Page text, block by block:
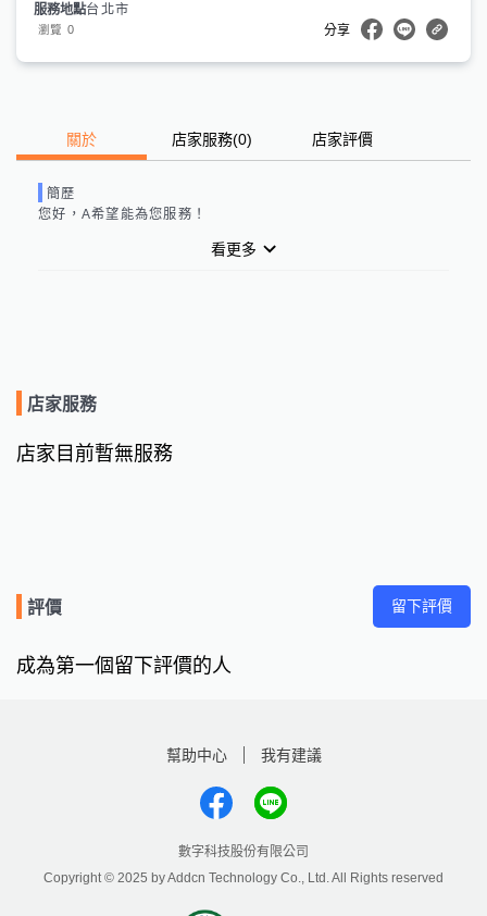
服務地點台北市
瀏覽 0 分享
關於 店家服務(0) 店家評價
簡歷
您好， A希望能為您服務！
看更多
店家服務
店家目前暫無服務
評價 留下評價
成為第一個留下評價的人
幫助中心 我有建議
數字科技股份有限公司
Copyright © 2025 by Addcn Technology Co., Ltd. All Rights reserved